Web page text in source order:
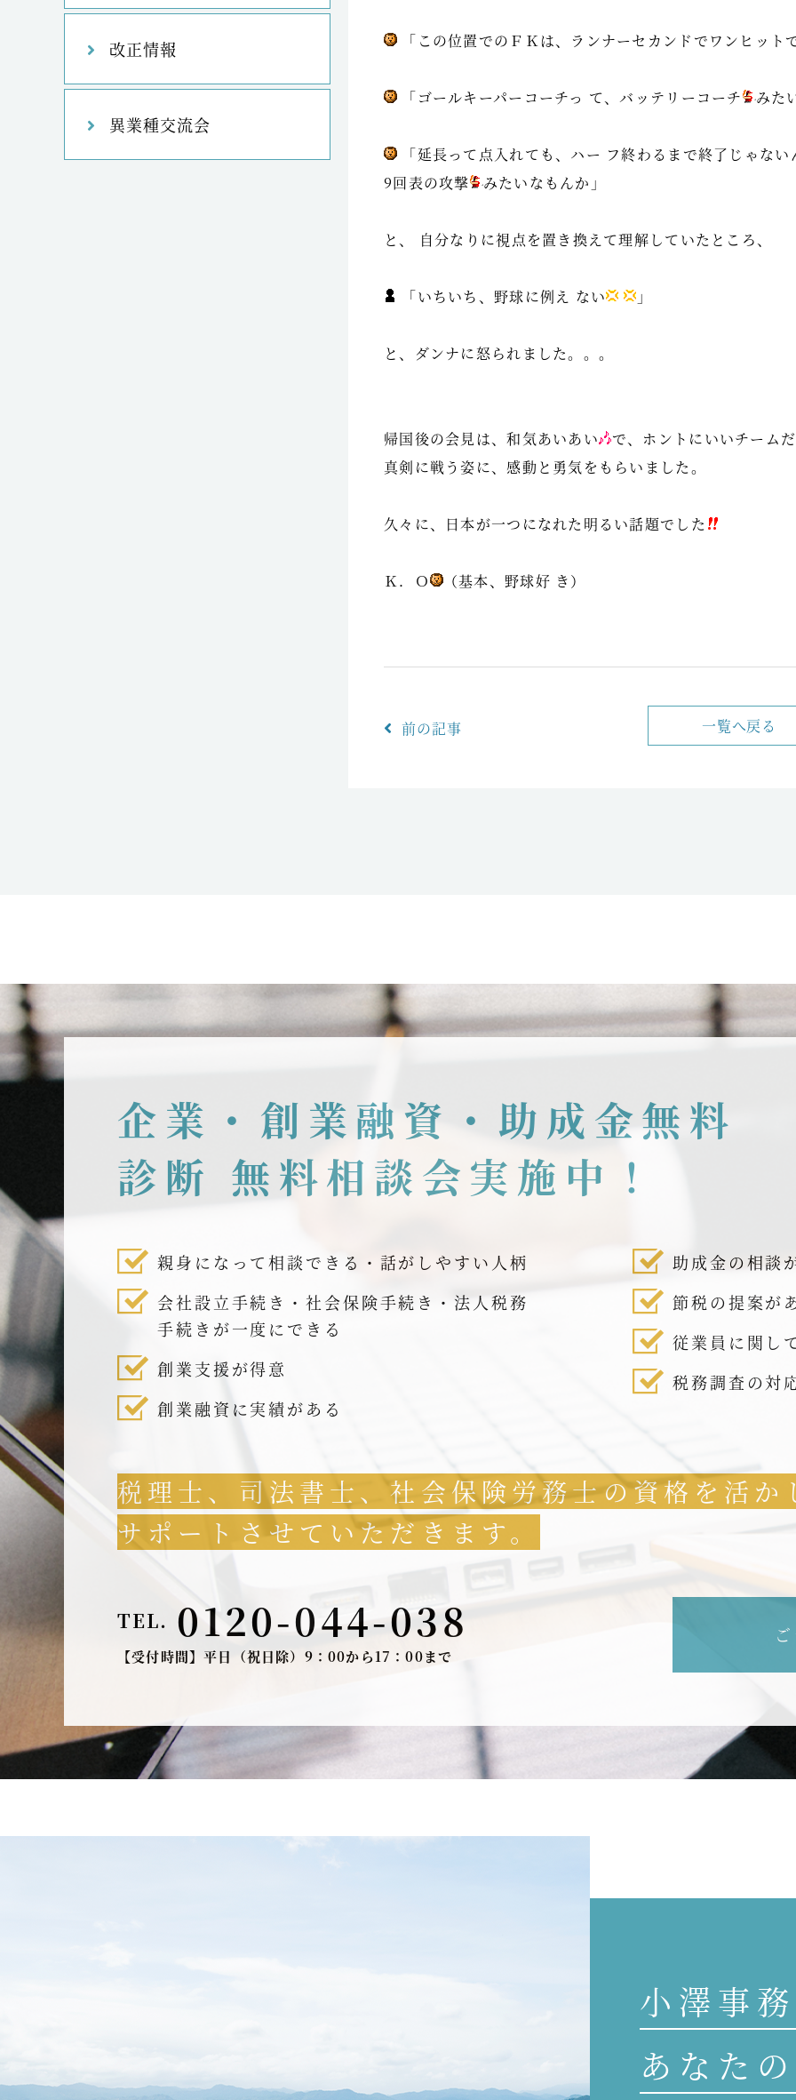
改正情報
異業種交流会
「この位置でのＦＫは、ランナーセカンドでワンヒット
「ゴールキーパーコーチっ て、バッテリーコーチ みた
「延長って点入れても、ハー フ終わるまで終了じゃない
9回表の攻撃
みたいなもんか」
と、 自分なりに視点を置き換えて理解していたところ、
「いちいち、野球に例え ない 」
と、ダンナに怒られました。。。
帰国後の会見は、和気あいあい
で、ホントにいいチーム
真剣に戦う姿に、感動と勇気をもらいました。
久々に、日本が一つになれた明るい話題でした
Ｋ．Ｏ （基本、野球好 き）
前の記事 一覧へ戻る
企業・創業融資・助成金無料
診断 無料相談会実施中！
親身になって相談できる・話がしやすい人柄
会社設立手続き・社会保険手続き・法人税務
手続きが一度にできる
創業支援が得意
創業融資に実績がある
助成金の相談
節税の提案が
従業員に関し
税務調査の対
税理士、司法書士、社会保険労務士の資格を活か
サポートさせていただきます。
TEL. 0120-044-038
【受付時間】平日（祝日除）9：00から17：00まで
小澤事
あなた